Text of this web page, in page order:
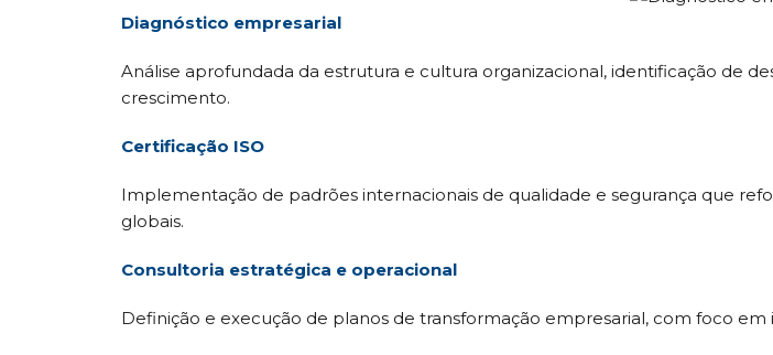
Diagnóstico empresarial
Análise aprofundada da estrutura e cultura organizacional, identificação de
crescimento.
Certificação ISO
Implementação de padrões internacionais de qualidade e segurança que
globais.
Consultoria estratégica e operacional
Definição e execução de planos de transformação empresarial, com foco